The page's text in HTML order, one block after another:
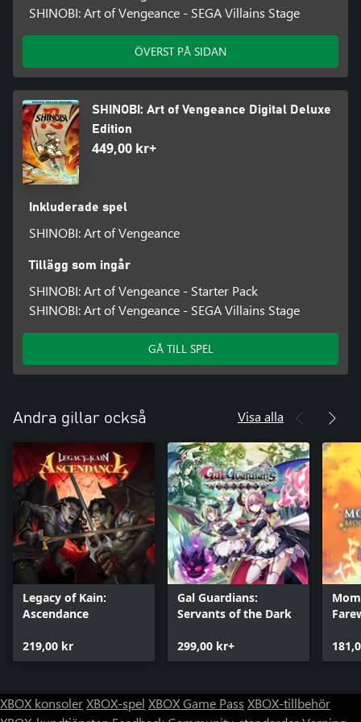
SHINOBI: Art of Vengeance - SEGA Villains Stage
ÖVERST PÅ SIDAN
SHINOBI: Art of Vengeance Digital Deluxe
Edition
449,00 kr+
Inkluderade spel
SHINOBI: Art of Vengeance
Tillägg som ingår
SHINOBI: Art of Vengeance - Starter Pack
SHINOBI: Art of Vengeance - SEGA Villains Stage
GÅ TILL SPEL
Andra gillar också Visa alla
Legacy of Kain:
Ascendance
219,00 kr
Gal Guardians:
Servants of the Dark
299,00 kr+
XBOX konsolerXBOX-spel XBOX Game Pass XBOX-tillbehör